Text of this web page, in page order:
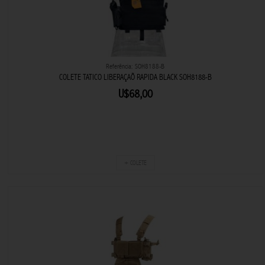
Referência: SOH8188-B
COLETE TATICO LIBERAÇAÕ RAPIDA BLACK SOH8188-B
U$68,00